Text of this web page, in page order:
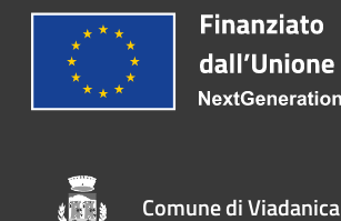
Comune di Viadanica